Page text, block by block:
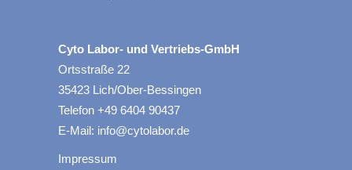
Cyto Labor- und Vertriebs-GmbH
Ortsstraße 22
35423 Lich/Ober-Bessingen
Telefon +49 6404 90437
E-Mail: info@cytolabor.de
Impressum